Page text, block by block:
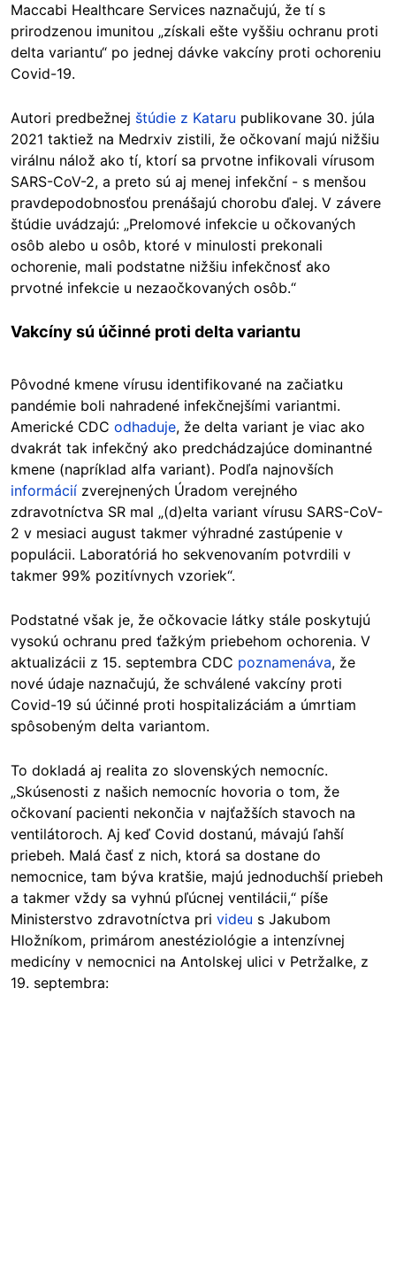
Maccabi Healthcare Services naznačujú, že tí s
prirodzenou imunitou „získali ešte vyššiu ochranu proti
delta variantu“ po jednej dávke vakcíny proti ochoreniu
Covid-19.
Autori predbežnej štúdie z Kataru publikovane 30. júla
2021 taktiež na Medrxiv zistili, že očkovaní majú nižšiu
virálnu nálož ako tí, ktorí sa prvotne infikovali vírusom
SARS-CoV-2, a preto sú aj menej infekční - s menšou
pravdepodobnosťou prenášajú chorobu ďalej. V závere
štúdie uvádzajú: „Prelomové infekcie u očkovaných
osôb alebo u osôb, ktoré v minulosti prekonali
ochorenie, mali podstatne nižšiu infekčnosť ako
prvotné infekcie u nezaočkovaných osôb.“
Vakcíny sú účinné proti delta variantu
Pôvodné kmene vírusu identifikované na začiatku
pandémie boli nahradené infekčnejšími variantmi.
Americké CDC odhaduje, že delta variant je viac ako
dvakrát tak infekčný ako predchádzajúce dominantné
kmene (napríklad alfa variant). Podľa najnovších
informácií zverejnených Úradom verejného
zdravotníctva SR mal „(d)elta variant vírusu SARS-CoV-
2 v mesiaci august takmer výhradné zastúpenie v
populácii. Laboratóriá ho sekvenovaním potvrdili v
takmer 99% pozitívnych vzoriek“.
Podstatné však je, že očkovacie látky stále poskytujú
vysokú ochranu pred ťažkým priebehom ochorenia. V
aktualizácii z 15. septembra CDC poznamenáva, že
nové údaje naznačujú, že schválené vakcíny proti
Covid-19 sú účinné proti hospitalizáciám a úmrtiam
spôsobeným delta variantom.
To dokladá aj realita zo slovenských nemocníc.
„Skúsenosti z našich nemocníc hovoria o tom, že
očkovaní pacienti nekončia v najťažších stavoch na
ventilátoroch. Aj keď Covid dostanú, mávajú ľahší
priebeh. Malá časť z nich, ktorá sa dostane do
nemocnice, tam býva kratšie, majú jednoduchší priebeh
a takmer vždy sa vyhnú pľúcnej ventilácii,“ píše
Ministerstvo zdravotníctva pri videu s Jakubom
Hložníkom, primárom anestéziológie a intenzívnej
medicíny v nemocnici na Antolskej ulici v Petržalke, z
19. septembra: